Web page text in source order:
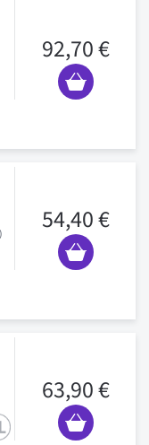
92,70 €
54,40 €
63,90 €